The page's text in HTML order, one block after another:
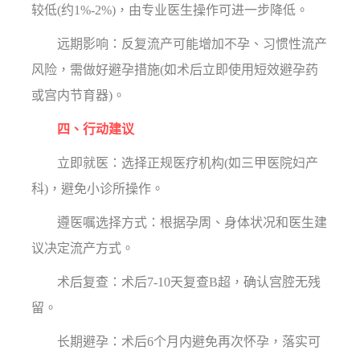
较低(约1%-2%)，由专业医生操作可进一步降低。
远期影响：反复流产可能增加不孕、习惯性流产
风险，需做好避孕措施(如术后立即使用短效避孕药
或宫内节育器)。
四、行动建议
立即就医：选择正规医疗机构(如三甲医院妇产
科)，避免小诊所操作。
遵医嘱选择方式：根据孕周、身体状况和医生建
议决定流产方式。
术后复查：术后7-10天复查B超，确认宫腔无残
留。
长期避孕：术后6个月内避免再次怀孕，落实可